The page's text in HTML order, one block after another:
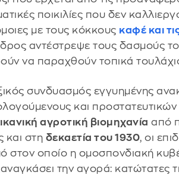
ποικιλίες που δεν
με τους κόκκους καφέ και
αντέστρεψε τους δασμούς
να παραχθούν τοπικά
συνδυασμός εγγυημένης
και προστατευτικών
αγροτική βιομηχανία από
και στη δεκαετία του 1930, οι
στον οποίο η ομοσπονδιακή
την αγορά: κατώτατες